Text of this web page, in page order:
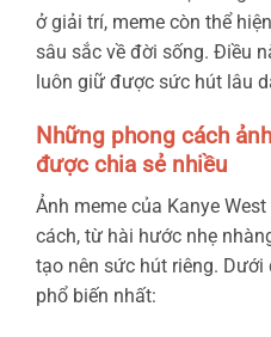
ở giải trí, meme còn thể
sâu sắc về đời sống. Điều
luôn giữ được sức hút lâu
Những phong cách
được chia sẻ nhiều
Ảnh meme của Kanye
cách, từ hài hước nhẹ
tạo nên sức hút riêng.
phổ biến nhất: